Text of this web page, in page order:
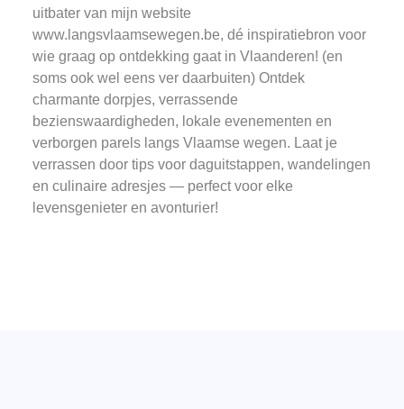
uitbater van mijn website
www.langsvlaamsewegen.be, dé inspiratiebron voor
wie graag op ontdekking gaat in Vlaanderen! (en
soms ook wel eens ver daarbuiten) Ontdek
charmante dorpjes, verrassende
bezienswaardigheden, lokale evenementen en
verborgen parels langs Vlaamse wegen. Laat je
verrassen door tips voor daguitstappen, wandelingen
en culinaire adresjes — perfect voor elke
levensgenieter en avonturier!